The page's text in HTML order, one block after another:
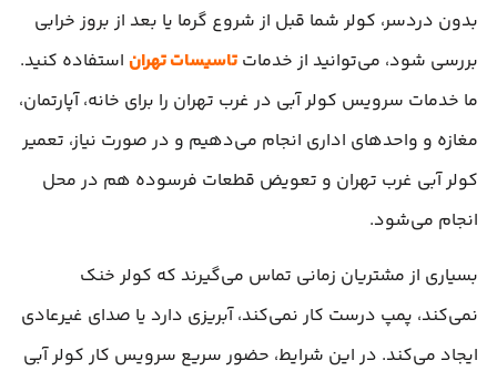
بدون دردسر، کولر شما قبل از شروع گرما یا بعد از بروز خرابی
بررسی شود، می‌توانید از خدمات تاسیسات تهران استفاده کنید.
ما خدمات سرویس کولر آبی در غرب تهران را برای خانه، آپارتمان،
مغازه و واحدهای اداری انجام می‌دهیم و در صورت نیاز، تعمیر
کولر آبی غرب تهران و تعویض قطعات فرسوده هم در محل
انجام می‌شود.
بسیاری از مشتریان زمانی تماس می‌گیرند که کولر خنک
نمی‌کند، پمپ درست کار نمی‌کند، آبریزی دارد یا صدای غیرعادی
ایجاد می‌کند. در این شرایط، حضور سریع سرویس کار کولر آبی